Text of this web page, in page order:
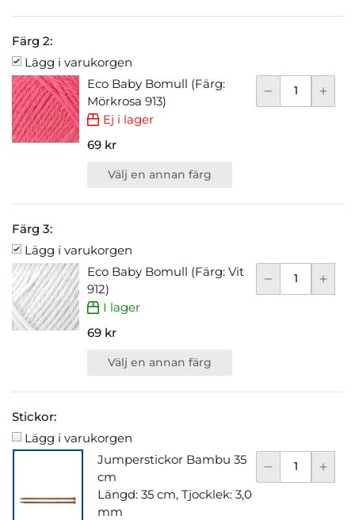
Färg 2:
Lägg i varukorgen
Eco Baby Bomull (Färg:
Mörkrosa 913)
Ej i lager
69 kr
Välj en annan färg
Färg 3:
Lägg i varukorgen
Eco Baby Bomull (Färg: Vit
912)
I lager
69 kr
Välj en annan färg
Stickor:
Lägg i varukorgen
Jumperstickor Bambu 35
cm
Längd: 35 cm, Tjocklek: 3,0
mm